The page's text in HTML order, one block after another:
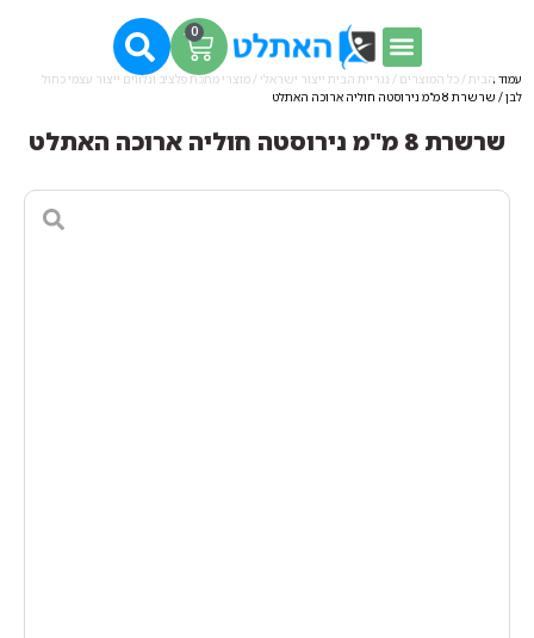
0
עמוד הבית / כל המוצרים / נגריית הבית ייצור ישראלי / מוצרי מתכת פלציב ונלווים ייצור עצמי כחול
לבן/ שרשרת 8 מ"מ נירוסטה חוליה ארוכה האתלט
שרשרת 8 מ"מ נירוסטה חוליה ארוכה האתלט